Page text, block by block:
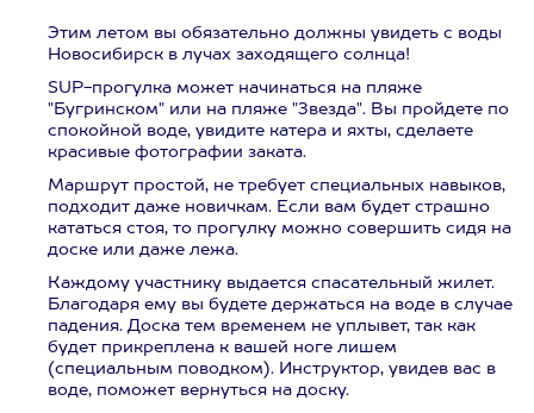
Этим летом вы обязательно должны увидеть с воды
Новосибирск в лучах заходящего солнца!
SUP-прогулка может начинаться на пляже
"Бугринском" или на пляже "Звезда". Вы пройдете по
спокойной воде, увидите катера и яхты, сделаете
красивые фотографии заката.
Маршрут простой, не требует специальных навыков,
подходит даже новичкам. Если вам будет страшно
кататься стоя, то прогулку можно совершить сидя на
доске или даже лежа.
Каждому участнику выдается спасательный жилет.
Благодаря ему вы будете держаться на воде в случае
падения. Доска тем временем не уплывет, так как
будет прикреплена к вашей ноге лишем
(специальным поводком). Инструктор, увидев вас в
воде, поможет вернуться на доску.